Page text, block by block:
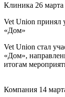
Клиника 26
Vet Union принял
«Дом»
Vet Union стал
«Дом»,
итогам
Компания 14